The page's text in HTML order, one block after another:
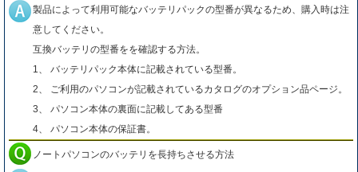
製品によって利用可能なバッテリパックの型番が異なるため、購入時は注
意してください。
互換バッテリの型番をを確認する方法。
1、 バッテリパック本体に記載されている型番。
2、 ご利用のパソコンが記載されているカタログのオプション品ページ。
3、 パソコン本体の裏面に記載してある型番
4、 パソコン本体の保証書。
ノートパソコンのバッテリを長持ちさせる方法